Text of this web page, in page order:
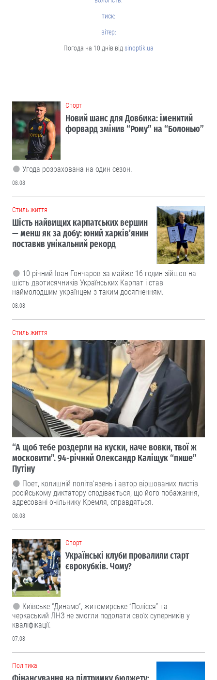
тиск:
вітер:
Погода на 10 днів відsinoptik.ua
Cпорт
Новий шанс для Довбика: іменитий
форвард змінив “Рому” на “Болонью”
Угода розрахована на один сезон.
08.08
Cтиль життя
Шість найвищих карпатських вершин
— менш як за добу: юний харків’янин
поставив унікальний рекорд
10-річний Іван Гончаров за майже 16 годин зійшов на
шість двотисячників Українських Карпат і став
наймолодшим українцем з таким досягненням.
08.08
Cтиль життя
“А щоб тебе роздерли на куски, наче вовки, твої ж
московити”. 94-річний Олександр Каліщук “пише”
Путіну
Поет, колишній політв'язень і автор віршованих листів
російському диктатору сподівається, що його побажання,
адресовані очільнику Кремля, справдяться.
08.08
Cпорт
Українські клуби провалили старт
єврокубків. Чому?
Київське “Динамо”, житомирське “Полісся” та
черкаський ЛНЗ не змогли подолати своїх суперників у
кваліфікації.
07.08
Політика